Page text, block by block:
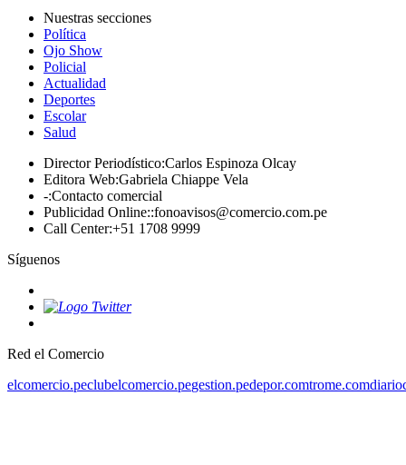
Nuestras secciones
Política
Ojo Show
Policial
Actualidad
Deportes
Escolar
Salud
Director Periodístico:Carlos Espinoza Olcay
Editora Web:Gabriela Chiappe Vela
-:Contacto comercial
Publicidad Online::fonoavisos@comercio.com.pe
Call Center:+51 1708 9999
Síguenos
Red el Comercio
elcomercio.peclubelcomercio.pegestion.pedepor.comtrome.com